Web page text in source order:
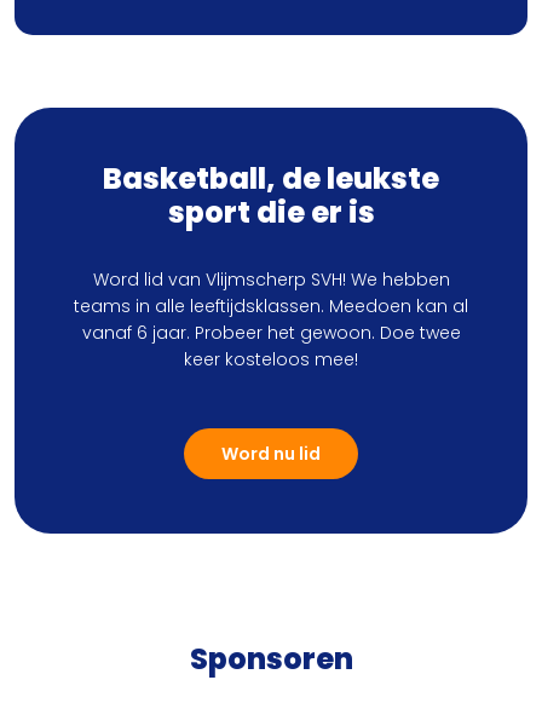
Basketball, de leukste
sport die er is
Word lid van Vlijmscherp SVH! We hebben
teams in alle leeftijdsklassen. Meedoen kan al
vanaf 6 jaar. Probeer het gewoon. Doe twee
keer kosteloos mee!
Word nu lid
Sponsoren